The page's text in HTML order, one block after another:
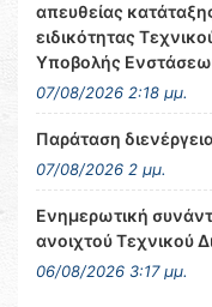
απευθείας
ειδικότητας
Υποβολής
07/08/2026 2:18 μμ.
Παράταση
07/08/2026 2 μμ.
Ενημερωτική
ανοιχτού Τεχνικού
06/08/2026 3:17 μμ.